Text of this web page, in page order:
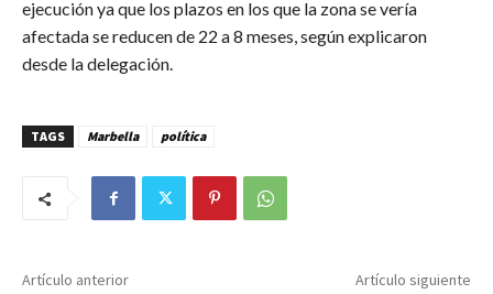
ejecución ya que los plazos en los que la zona se vería
afectada se reducen de 22 a 8 meses, según explicaron
desde la delegación.
TAGS Marbella política
Artículo anterior Artículo siguiente